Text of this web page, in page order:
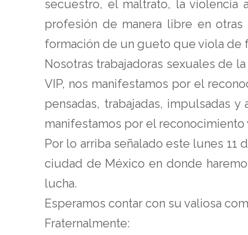
secuestro, el maltrato, la violencia
profesión de manera libre en
formación de un gueto que viola de
Nosotras trabajadoras sexuales de
VIP, nos manifestamos por el
pensadas, trabajadas, impulsadas
manifestamos por el
Por lo arriba señalado este lunes 11
ciudad de México en donde
lucha.
Esperamos contar con su valiosa
Fraternalmente: